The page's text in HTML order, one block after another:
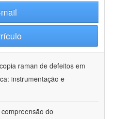
raman de defeitos em
instrumentação e
do